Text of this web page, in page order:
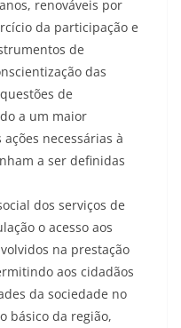
renováveis por
da participação e
de
das
de
a um maior
necessárias à
a ser definidas
dos serviços de
o acesso aos
na prestação
aos cidadãos
da sociedade no
básico da região,